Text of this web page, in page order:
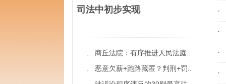
司法中初步实现
· 商丘法院：有序推进人民法庭..
· 恶意欠薪+跑路藏匿？判刑+罚..
·
·
·
·